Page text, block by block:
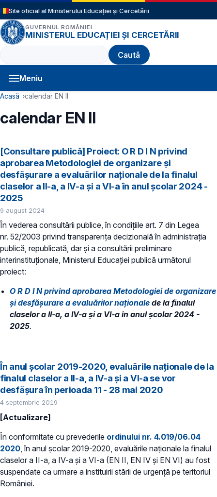
Sari la conținutul principal
Site oficial al Ministerului Educației și Cercetării
GUVERNUL ROMÂNIEI
MINISTERUL EDUCAȚIEI ȘI CERCETĂRII
Caută
Meniu
Navigație principală
Cale de navigare
Acasă calendar EN II
calendar EN II
[Consultare publică] Proiect: O R D I N privind
aprobarea Metodologiei de organizare și
desfășurare a evaluărilor naționale de la finalul
claselor a II-a, a IV-a și a VI-a în anul școlar 2024 -
2025
9 august 2024
În vederea consultării publice, în condiţiile art. 7 din Legea
nr. 52/2003 privind transparenţa decizională în administraţia
publică, republicată, dar și a consultării preliminare
interinstituționale, Ministerul Educaţiei publică următorul
proiect:
O R D I N privind aprobarea Metodologiei de organizare
și desfășurare a evaluărilor naționale de la finalul
claselor a II-a, a IV-a și a VI-a în anul școlar 2024 -
2025.
În anul școlar 2019-2020, evaluările naționale de la
finalul claselor a II-a, a IV-a și a VI-a se vor
desfășura în perioada 11 - 28 mai 2020
4 septembrie 2019
[Actualizare]
În conformitate cu prevederile ordinului nr. 4.019/06.04
2020 , în anul școlar 2019-2020, evaluările naţionale la finalul
claselor a II-a, a IV-a şi a VI-a (EN II, EN IV și EN VI) au fost
suspendate ca urmare a instituirii stării de urgenţă pe teritoriul
României.